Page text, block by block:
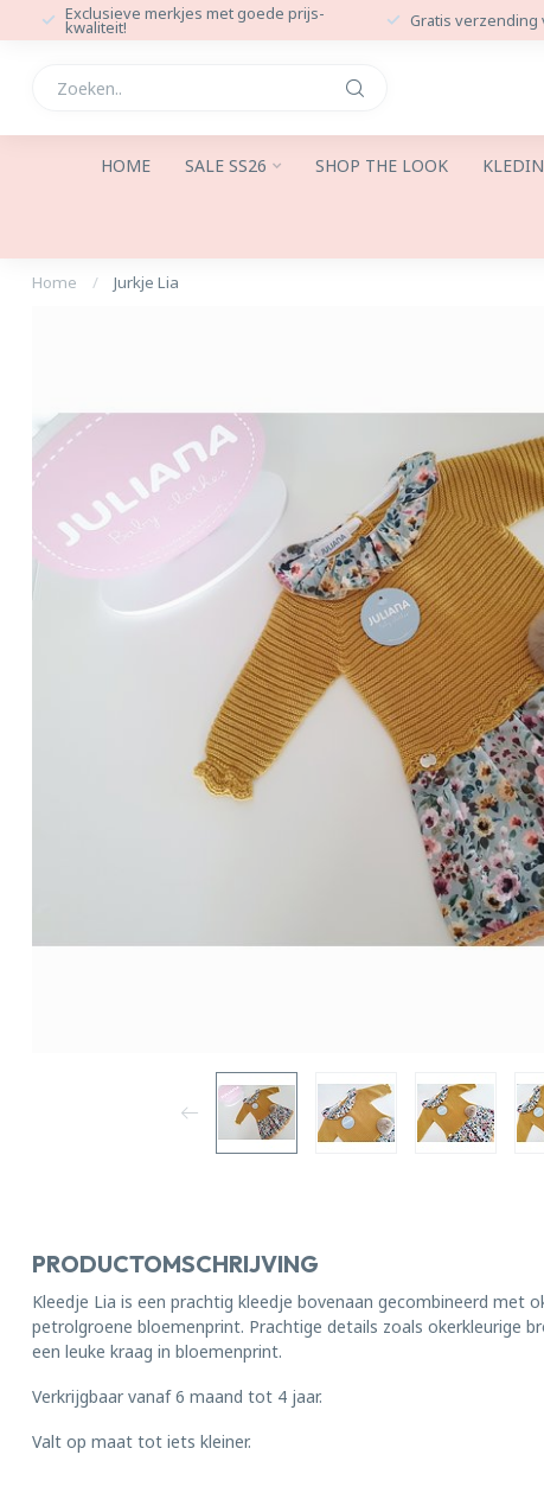
Exclusieve merkjes met goede prijs-
kwaliteit! Gratis verzending
HOME SALE SS26 SHOP THE LOOK
Home / Jurkje Lia
PRODUCTOMSCHRIJVING
Kleedje Lia is een prachtig kleedje bovenaan gecombineerd met
petrolgroene bloemenprint. Prachtige details zoals okerkleurige
een leuke kraag in bloemenprint.
Verkrijgbaar vanaf 6 maand tot 4 jaar.
Valt op maat tot iets kleiner.